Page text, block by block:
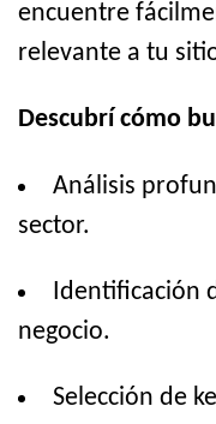
encuentre
relevante a tu
Descubrí cómo
Análisis
sector.
Identificación
negocio.
Selección de